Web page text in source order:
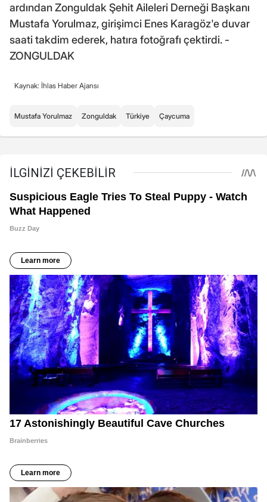
ardından Zonguldak Şehit Aileleri Derneği Başkanı
Mustafa Yorulmaz, girişimci Enes Karagöz'e duvar
saati takdim ederek, hatıra fotoğrafı çektirdi. -
ZONGULDAK
Kaynak: İhlas Haber Ajansı
Mustafa Yorulmaz Zonguldak Türkiye Çaycuma